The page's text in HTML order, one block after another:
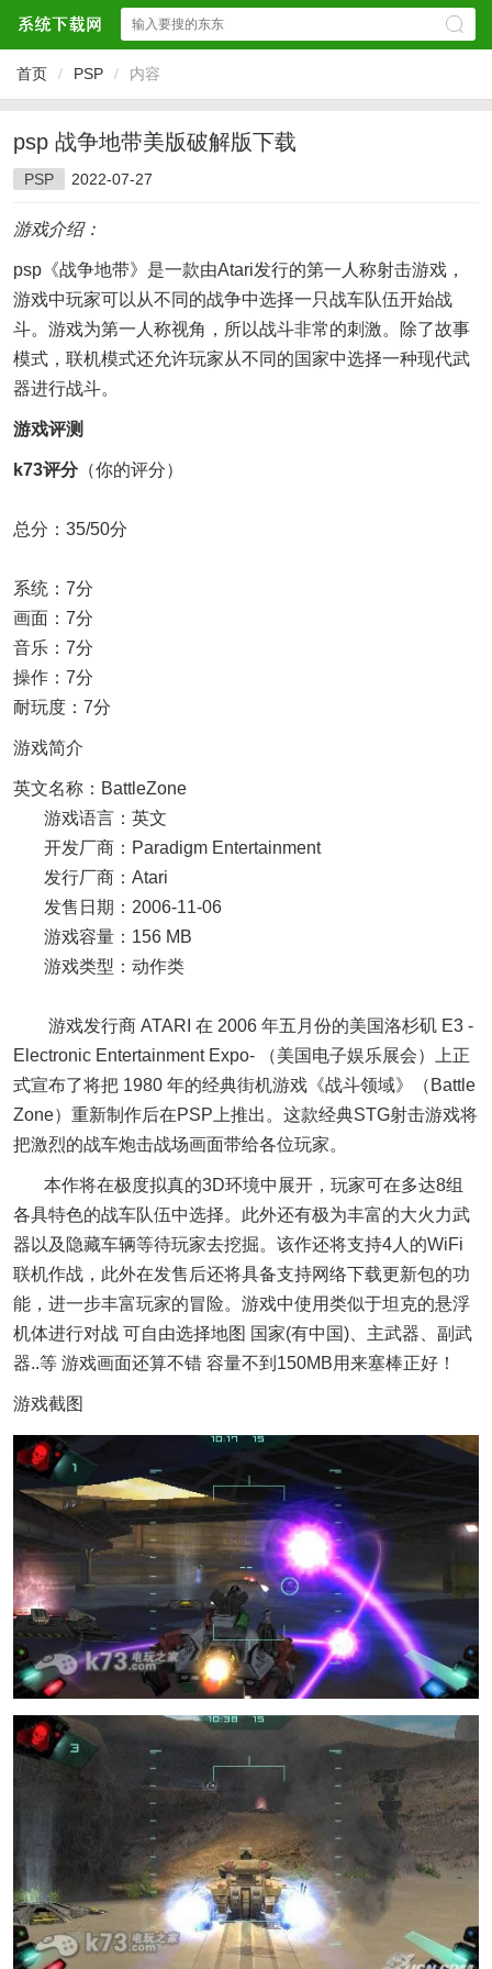
首页 / PSP / 内容
psp 战争地带美版破解版下载
PSP 2022-07-27
游戏介绍：
psp《战争地带》是一款由Atari发行的第一人称射击游戏，
游戏中玩家可以从不同的战争中选择一只战车队伍开始战
斗。游戏为第一人称视角，所以战斗非常的刺激。除了故事
模式，联机模式还允许玩家从不同的国家中选择一种现代武
器进行战斗。
游戏评测
k73评分（你的评分）
总分：35/50分
系统：7分
画面：7分
音乐：7分
操作：7分
耐玩度：7分
游戏简介
英文名称：BattleZone
游戏语言：英文
开发厂商：Paradigm Entertainment
发行厂商：Atari
发售日期：2006-11-06
游戏容量：156 MB
游戏类型：动作类
游戏发行商 ATARI 在 2006 年五月份的美国洛杉矶 E3 -
Electronic Entertainment Expo- （美国电子娱乐展会）上正
式宣布了将把 1980 年的经典街机游戏《战斗领域》（Battle
Zone）重新制作后在PSP上推出。这款经典STG射击游戏将
把激烈的战车炮击战场画面带给各位玩家。
本作将在极度拟真的3D环境中展开，玩家可在多达8组
各具特色的战车队伍中选择。此外还有极为丰富的大火力武
器以及隐藏车辆等待玩家去挖掘。该作还将支持4人的WiFi
联机作战，此外在发售后还将具备支持网络下载更新包的功
能，进一步丰富玩家的冒险。游戏中使用类似于坦克的悬浮
机体进行对战 可自由选择地图 国家(有中国)、主武器、副武
器..等 游戏画面还算不错 容量不到150MB用来塞棒正好！
游戏截图